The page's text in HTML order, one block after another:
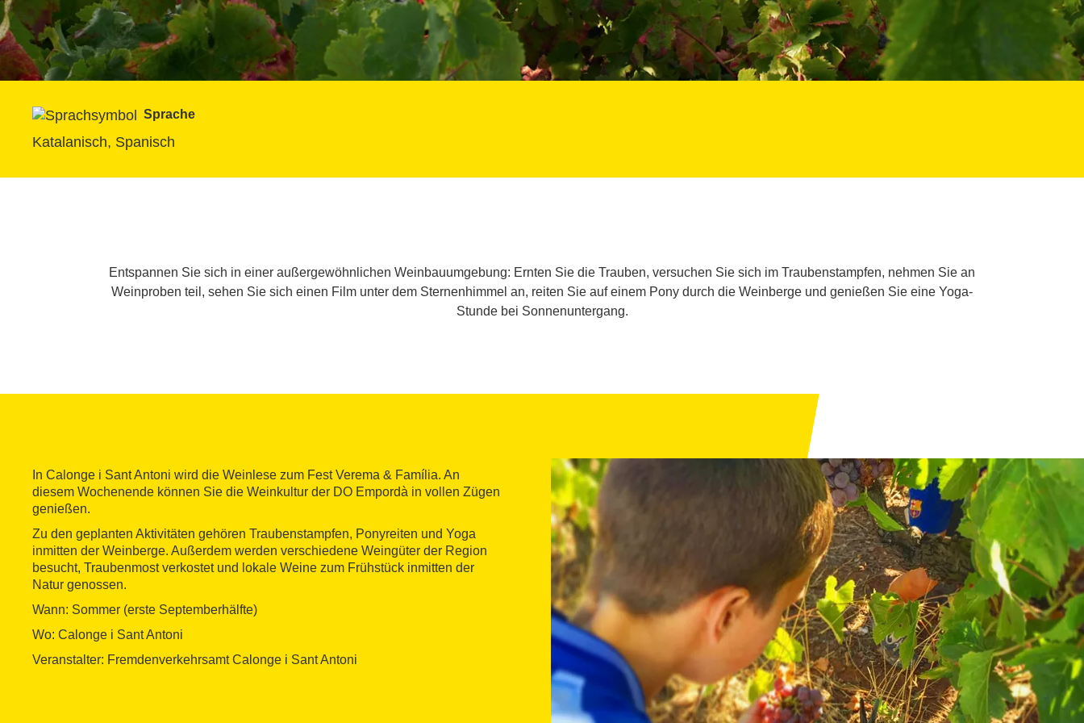
Sprache
Katalanisch, Spanisch
Entspannen Sie sich in einer außergewöhnlichen Weinbauumgebung: Ernten Sie die Trauben, versuchen Sie sich im Traubenstampfen, nehmen Sie an
Weinproben teil, sehen Sie sich einen Film unter dem Sternenhimmel an, reiten Sie auf einem Pony durch die Weinberge und genießen Sie eine Yoga-
Stunde bei Sonnenuntergang.
In Calonge i Sant Antoni wird die Weinlese zum Fest Verema & Família. An
diesem Wochenende können Sie die Weinkultur der DO Empordà in vollen Zügen
genießen.
Zu den geplanten Aktivitäten gehören Traubenstampfen, Ponyreiten und Yoga
inmitten der Weinberge. Außerdem werden verschiedene Weingüter der Region
besucht, Traubenmost verkostet und lokale Weine zum Frühstück inmitten der
Natur genossen.
Wann: Sommer (erste Septemberhälfte)
Wo: Calonge i Sant Antoni
Veranstalter: Fremdenverkehrsamt Calonge i Sant Antoni